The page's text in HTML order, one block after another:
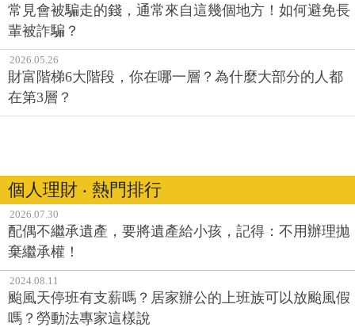
常見會被騙走的錢，通常來自這幾個地方！如何避免長
輩被詐騙？
2026.05.26
財富階梯6大階段，你在哪一層？為什麼大部分的人都
在第3層？
個人理財 ‧ 熱門排行
2026.07.30
配偶不繼承遺產，要將遺產給小孩，記得：不用辦理拋
棄繼承權！
2024.08.11
颱風天停班有支薪嗎？居家辦公的上班族可以放颱風假
嗎？勞動法專家這樣說